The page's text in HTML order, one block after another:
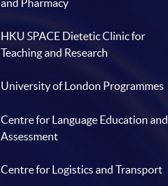
and Pharmacy
HKU SPACE Dietetic Clinic for
Teaching and Research
University of London Programmes
Centre for Language Education and
Assessment
Centre for Logistics and Transport